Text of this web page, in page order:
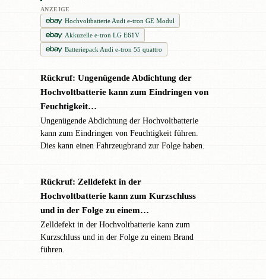
ANZEIGE
Hochvoltbatterie Audi e-tron GE Modul
Akkuzelle e-tron LG E61V
Batteriepack Audi e-tron 55 quattro
Rückruf: Ungenügende Abdichtung der
Hochvoltbatterie kann zum Eindringen von
Feuchtigkeit…
Ungenügende Abdichtung der Hochvoltbatterie
kann zum Eindringen von Feuchtigkeit führen.
Dies kann einen Fahrzeugbrand zur Folge haben.
Rückruf: Zelldefekt in der
Hochvoltbatterie kann zum Kurzschluss
und in der Folge zu einem…
Zelldefekt in der Hochvoltbatterie kann zum
Kurzschluss und in der Folge zu einem Brand
führen.